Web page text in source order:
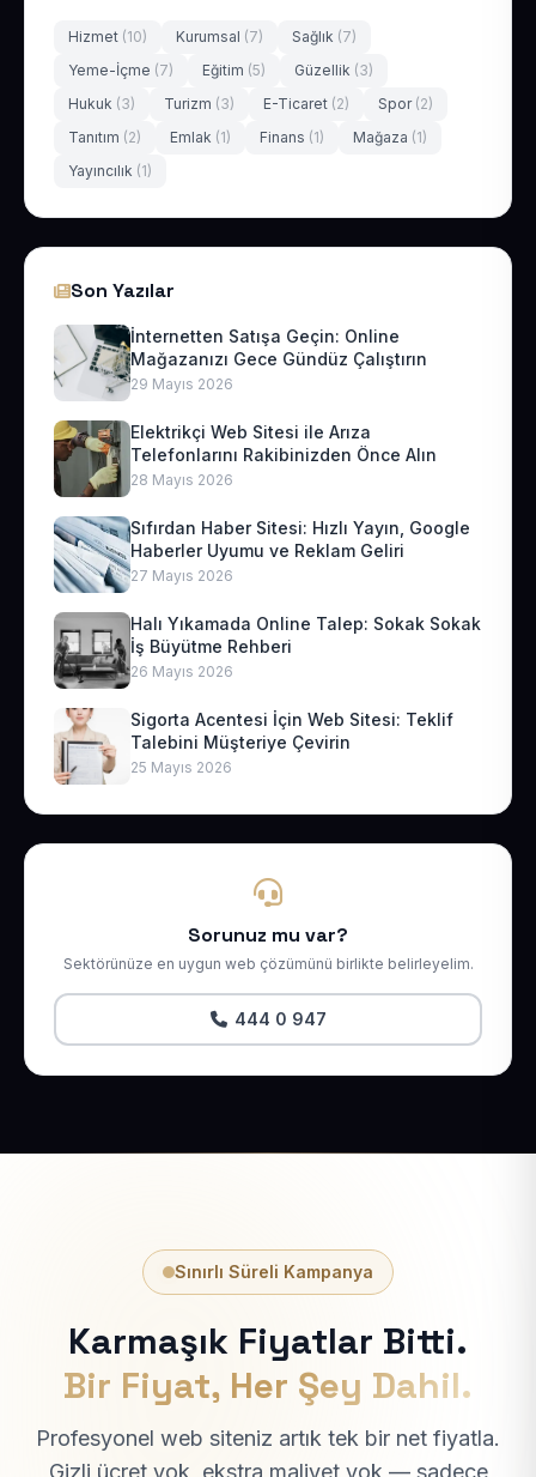
Hizmet (10) Kurumsal (7) Sağlık (7)
Yeme-İçme (7) Eğitim (5) Güzellik (3)
Hukuk (3) Turizm (3) E-Ticaret (2) Spor (2)
Tanıtım (2) Emlak (1) Finans (1) Mağaza (1)
Yayıncılık (1)
Son Yazılar
İnternetten Satışa Geçin: Online
Mağazanızı Gece Gündüz Çalıştırın
29 Mayıs 2026
Elektrikçi Web Sitesi ile Arıza
Telefonlarını Rakibinizden Önce Alın
28 Mayıs 2026
Sıfırdan Haber Sitesi: Hızlı Yayın, Google
Haberler Uyumu ve Reklam Geliri
27 Mayıs 2026
Halı Yıkamada Online Talep: Sokak Sokak
İş Büyütme Rehberi
26 Mayıs 2026
Sigorta Acentesi İçin Web Sitesi: Teklif
Talebini Müşteriye Çevirin
25 Mayıs 2026
Sorunuz mu var?
Sektörünüze en uygun web çözümünü birlikte belirleyelim.
444 0 947
Sınırlı Süreli Kampanya
Karmaşık Fiyatlar Bitti.
Bir Fiyat, Her Şey Dahil.
Profesyonel web siteniz artık tek bir net fiyatla.
Gizli ücret yok, ekstra maliyet yok — sadece